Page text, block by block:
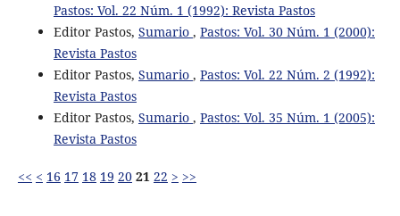
Pastos: Vol. 22 Núm. 1 (1992): Revista Pastos
Editor Pastos, Sumario , Pastos: Vol. 30 Núm. 1 (2000):
Revista Pastos
Editor Pastos, Sumario , Pastos: Vol. 22 Núm. 2 (1992):
Revista Pastos
Editor Pastos, Sumario , Pastos: Vol. 35 Núm. 1 (2005):
Revista Pastos
<< < 16 17 18 19 20 21 22 > >>